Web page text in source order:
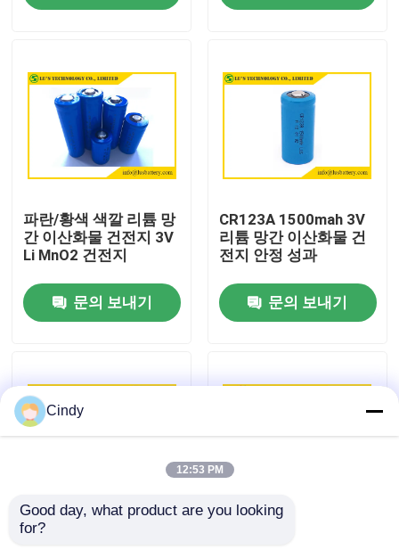
제품
우리에 대하여
공장 여행
품질 관리
연락주세요
경우
파란/황색 색깔 리튬 망
간 이산화물 건전지 3V
Li MnO2 건전지
문의 보내기
CR123A 1500mah 3V
리튬 망간 이산화물 건
전지 안정 성과
문의 보내기
CR14250 리튬 망간 이
Cindy
12:53 PM
Good day, what product are you looking
for?